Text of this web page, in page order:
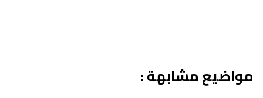
مواضيع مشابهة :